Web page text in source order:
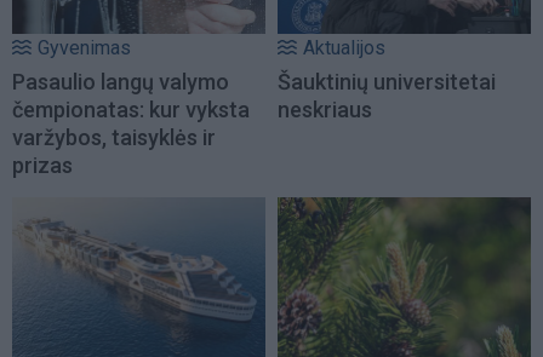
Gyvenimas
Pasaulio langų valymo
čempionatas: kur vyksta
varžybos, taisyklės ir
prizas
Aktualijos
Šauktinių universitetai
neskriaus